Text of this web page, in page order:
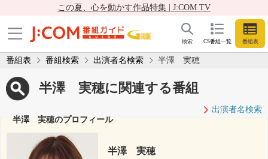
この夏、心を動かす作品特集 | J:COM TV
CS番組一覧 番組表
検索
番組表 番組検索 出演者名検索 半澤 実穂
半澤 実穂に関連する番組
出演者名検索
半澤 実穂のプロフィール
半澤 実穂